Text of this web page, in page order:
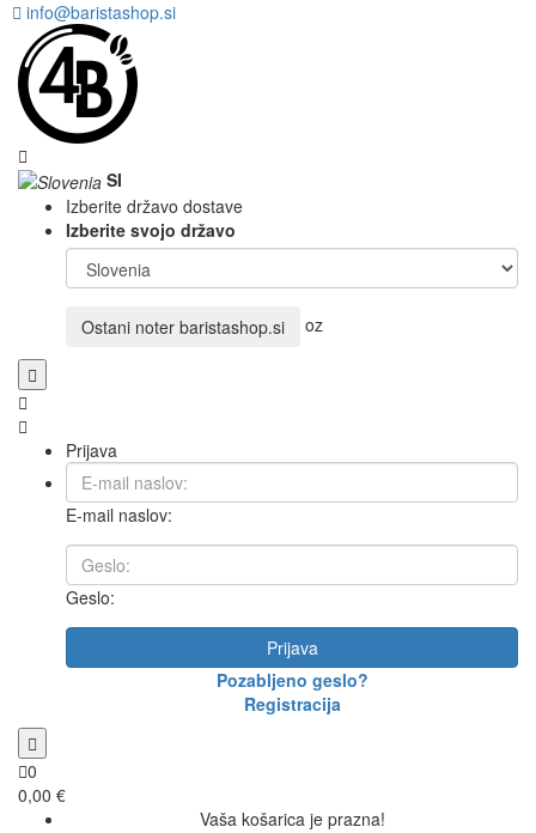
info@baristashop.si
SI
Izberite državo dostave
Izberite svojo državo
Ostani noter baristashop.si oz
Prijava
E-mail naslov:
Geslo:
Prijava
Pozabljeno geslo?
Registracija
0
0,00 €
Vaša košarica je prazna!